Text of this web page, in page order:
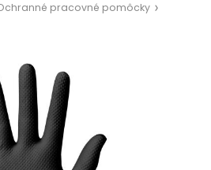
pracovné pomôcky